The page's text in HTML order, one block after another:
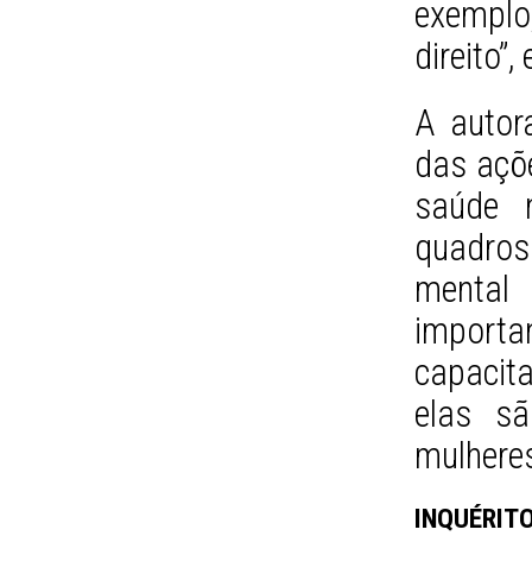
A
das
saúde
elas